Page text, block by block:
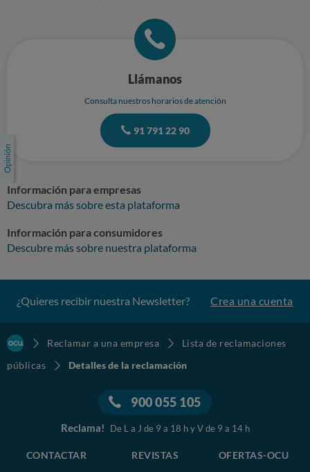
Llámanos
Consulta nuestros horarios de atención
91 791 22 90
Información para empresas
Descubra más sobre esta plataforma
Información para consumidores
Descubre más sobre nuestra plataforma
¿Quieres recibir nuestra Newsletter? Crea una cuenta
Reclamar a una empresa
Lista de reclamaciones
públicas
Detalles de la reclamación
900 055 105
Reclama! De L a J de 9 a 18 h y V de 9 a 14 h
CONTACTAR REVISTAS OFERTAS-OCU